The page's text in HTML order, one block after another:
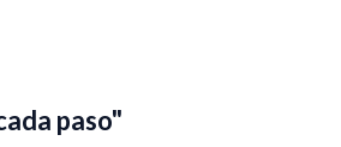
paso"